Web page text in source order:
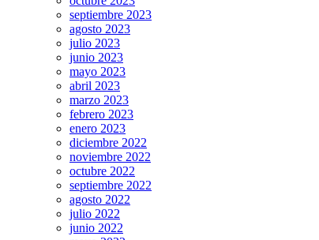
septiembre 2023
agosto 2023
julio 2023
junio 2023
mayo 2023
abril 2023
marzo 2023
febrero 2023
enero 2023
diciembre 2022
noviembre 2022
octubre 2022
septiembre 2022
agosto 2022
julio 2022
junio 2022